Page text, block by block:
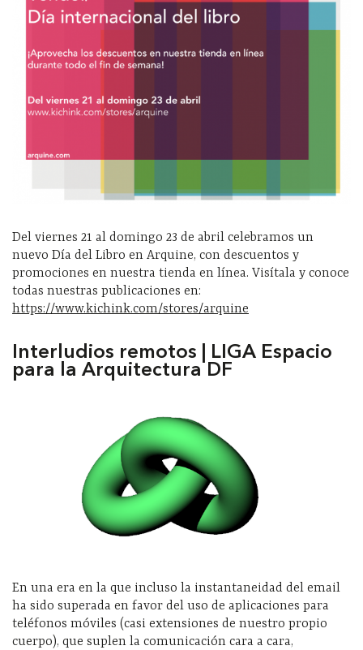
Del viernes 21 al domingo 23 de abril celebramos un
nuevo Día del Libro en Arquine, con descuentos y
promociones en nuestra tienda en línea. Visítala y conoce
todas nuestras publicaciones en:
https://www.kichink.com/stores/arquine
Interludios remotos | LIGA Espacio
para la Arquitectura DF
En una era en la que incluso la instantaneidad del email
ha sido superada en favor del uso de aplicaciones para
teléfonos móviles (casi extensiones de nuestro propio
cuerpo), que suplen la comunicación cara a cara,